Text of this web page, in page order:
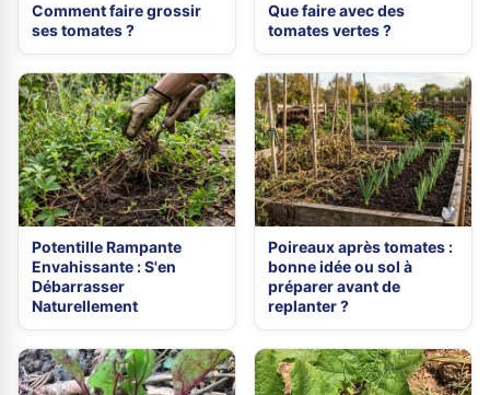
Comment faire grossir
ses tomates ?
Que faire avec des
tomates vertes ?
Potentille Rampante
Envahissante : S'en
Débarrasser
Naturellement
Poireaux après tomates :
bonne idée ou sol à
préparer avant de
replanter ?